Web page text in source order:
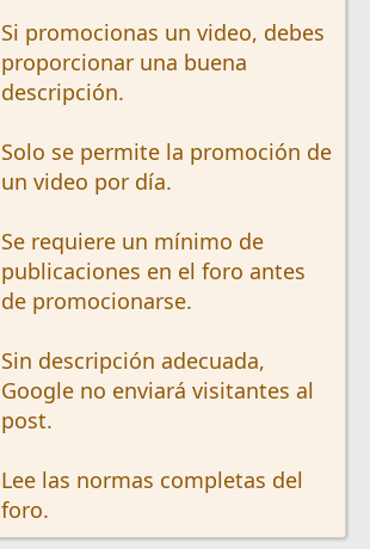
Si promocionas un video, debes
proporcionar una buena
descripción.
Solo se permite la promoción de
un video por día.
Se requiere un mínimo de
publicaciones en el foro antes
de promocionarse.
Sin descripción adecuada,
Google no enviará visitantes al
post.
Lee las normas completas del
foro.